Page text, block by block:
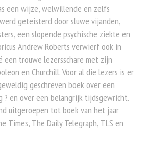
een wijze, welwillende en zelfs
geteisterd door sluwe vijanden,
een slopende psychische ziekte en
Andrew Roberts verwierf ook in
een trouwe lezersschare met zijn
en Churchill. Voor al die lezers is er
geschreven boek over een
? en over een belangrijk tijdsgewricht.
uitgeroepen tot boek van het jaar
Times, The Daily Telegraph, TLS en